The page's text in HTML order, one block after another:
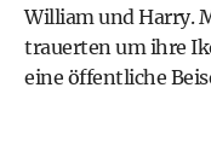
William und Harry.
trauerten um ihre
eine öffentliche